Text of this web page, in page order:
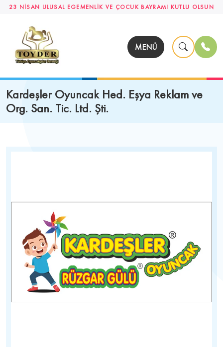
23 NİSAN ULUSAL EGEMENLİK VE ÇOCUK BAYRAMI KUTLU OLSUN
MENÜ
Kardeşler Oyuncak Hed. Eşya Reklam ve
Org. San. Tic. Ltd. Şti.